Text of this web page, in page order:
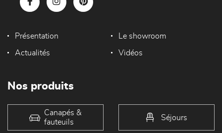
Présentation Le showroom
Actualités Vidéos
Nos produits
Canapés &
fauteuils
Séjours